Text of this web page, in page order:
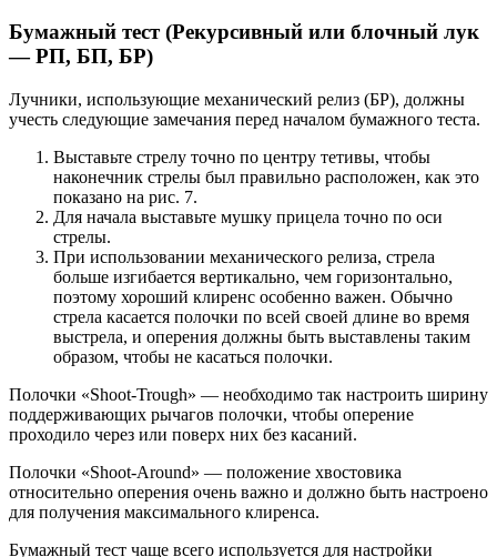
Бумажный тест (Рекурсивный или блочный лук
— РП, БП, БР)
Лучники, использующие механический релиз (БР), должны
учесть следующие замечания перед началом бумажного теста.
Выставьте стрелу точно по центру тетивы, чтобы
наконечник стрелы был правильно расположен, как это
показано на рис. 7.
Для начала выставьте мушку прицела точно по оси
стрелы.
При использовании механического релиза, стрела
больше изгибается вертикально, чем горизонтально,
поэтому хороший клиренс особенно важен. Обычно
стрела касается полочки по всей своей длине во время
выстрела, и оперения должны быть выставлены таким
образом, чтобы не касаться полочки.
Полочки «Shoot-Trough» — необходимо так настроить ширину
поддерживающих рычагов полочки, чтобы оперение
проходило через или поверх них без касаний.
Полочки «Shoot-Around» — положение хвостовика
относительно оперения очень важно и должно быть настроено
для получения максимального клиренса.
Бумажный тест чаще всего используется для настройки